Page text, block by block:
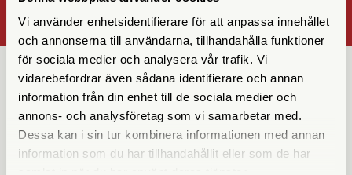
Vi använder enhetsidentifierare för att anpassa innehållet
och annonserna till användarna, tillhandahålla funktioner
för sociala medier och analysera vår trafik. Vi
vidarebefordrar även sådana identifierare och annan
information från din enhet till de sociala medier och
annons- och analysföretag som vi samarbetar med.
Dessa kan i sin tur kombinera informationen med annan
information som du har tillhandahållit eller som de har
KUNDSERVICE
Kontakta oss
Köpvillkor
Returinstruktioner
KONTAKTA OSS
08 55 60 60 50
info@gofoto.se